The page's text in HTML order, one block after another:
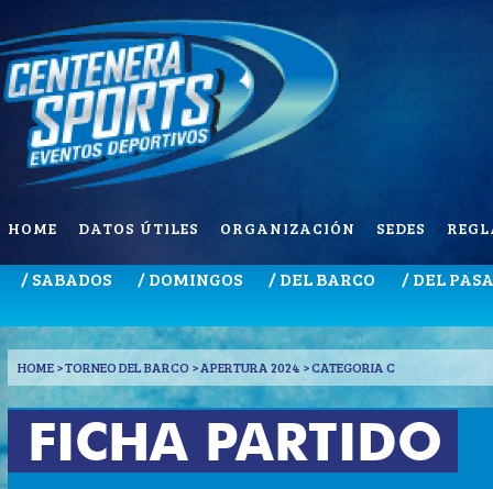
HOME DATOS ÚTILES ORGANIZACIÓN SEDES
/ SABADOS / DOMINGOS / DEL BARCO / DEL
HOME> TORNEO DEL BARCO > APERTURA 2024 > CATEGORIA C
FICHA PARTIDO